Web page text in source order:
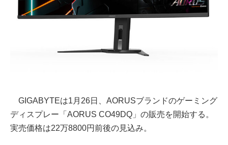
GIGABYTEは1月26日、AORUSブランドのゲーミング
ディスプレー「AORUS CO49DQ」の販売を開始する。
実売価格は22万8800円前後の見込み。